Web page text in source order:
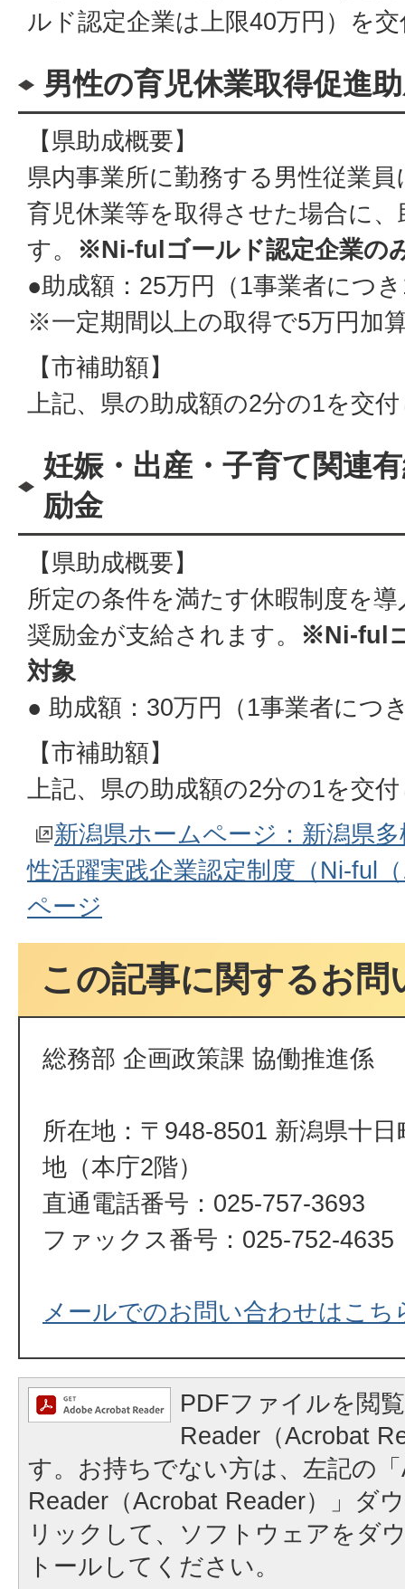
ルド認定企業は上限40万円）を
男性の育児休業取得促進
【県助成概要】
県内事業所に勤務する男性従業
育児休業等を取得させた場合に
す。 ※Ni-fulゴールド認定企業の
●助成額：25万円（1事業者につ
※一定期間以上の取得で5万円加
【市補助額】
上記、県の助成額の2分の1を交
妊娠・出産・子育て関連
励金
【県助成概要】
所定の条件を満たす休暇制度を
奨励金が支給されます。 ※Ni-ful
対象
● 助成額：30万円（1事業者につ
【市補助額】
上記、県の助成額の2分の1を交
新潟県ホームページ：新潟県
性活躍実践企業認定制度（Ni-ful
ページ
この記事に関するお問
総務部 企画政策課 協働推進係
所在地：〒948-8501 新潟県十
地（本庁2階）
直通電話番号：025-757-3693
ファックス番号：025-752-4635
メールでのお問い合わせはこち
PDFファイルを閲
Reader（Acrobat
す。お持ちでない方は、左記の
Reader（Acrobat Reader）」ダ
リックして、ソフトウェアをダ
トールしてください。